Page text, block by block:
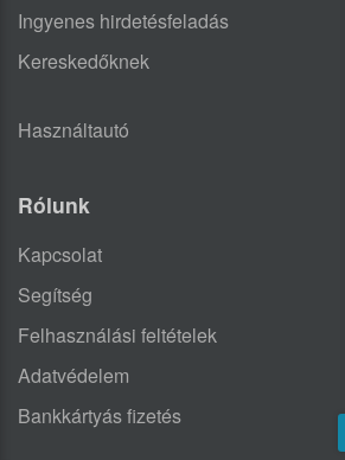
Ingyenes hirdetésfeladás
Kereskedőknek
Használtautó
Rólunk
Kapcsolat
Segítség
Felhasználási feltételek
Adatvédelem
Bankkártyás fizetés